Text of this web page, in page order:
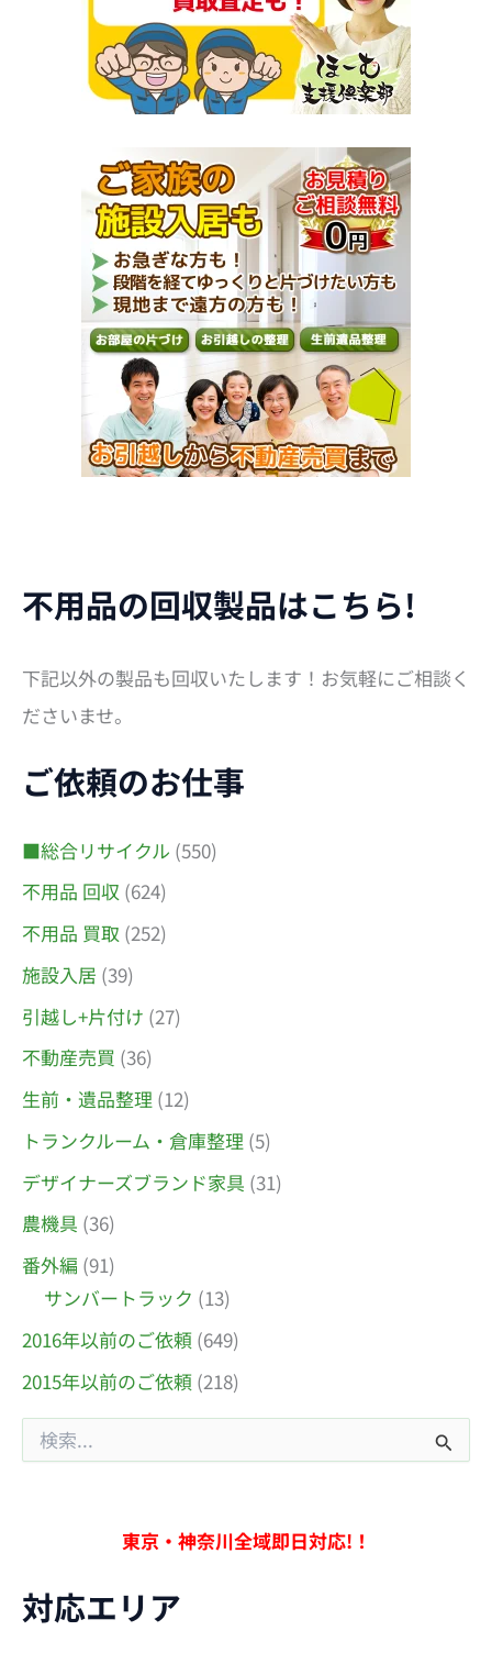
不用品の回収製品はこちら!
下記以外の製品も回収いたします！お気軽にご相談く
ださいませ。
ご依頼のお仕事
■総合リサイクル (550)
不用品 回収 (624)
不用品 買取 (252)
施設入居 (39)
引越し+片付け (27)
不動産売買 (36)
生前・遺品整理 (12)
トランクルーム・倉庫整理 (5)
デザイナーズブランド家具 (31)
農機具 (36)
番外編 (91)
サンバートラック (13)
2016年以前のご依頼 (649)
2015年以前のご依頼 (218)
索
東京・神奈川全域即日対応!！
対応エリア